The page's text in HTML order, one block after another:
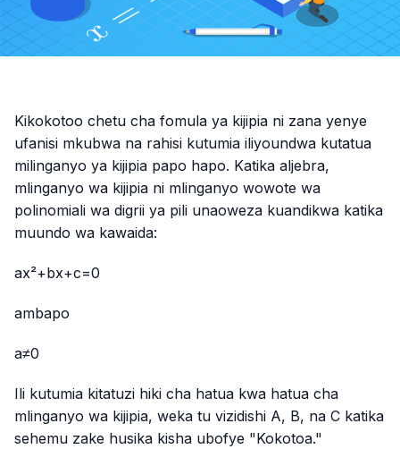
Kikokotoo chetu cha fomula ya kijipia ni zana yenye
ufanisi mkubwa na rahisi kutumia iliyoundwa kutatua
milinganyo ya kijipia papo hapo. Katika aljebra,
mlinganyo wa kijipia ni mlinganyo wowote wa
polinomiali wa digrii ya pili unaoweza kuandikwa katika
muundo wa kawaida:
ax²+bx+c=0
ambapo
a≠0
Ili kutumia kitatuzi hiki cha hatua kwa hatua cha
mlinganyo wa kijipia, weka tu vizidishi A, B, na C katika
sehemu zake husika kisha ubofye "Kokotoa."